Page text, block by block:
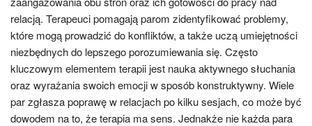
relacją. Terapeuci pomagają parom zidentyfikować problemy,
które mogą prowadzić do konfliktów, a także uczą umiejętności
niezbędnych do lepszego porozumiewania się. Często
kluczowym elementem terapii jest nauka aktywnego słuchania
oraz wyrażania swoich emocji w sposób konstruktywny. Wiele
par zgłasza poprawę w relacjach po kilku sesjach, co może być
dowodem na to, że terapia ma sens. Jednakże nie każda para